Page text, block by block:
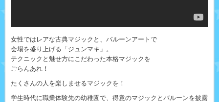
女性ではレアな古典マジックと、バルーンアートで
会場を盛り上げる「ジュンマキ」。
テクニックと魅せ方にこだわった本格マジックを
ごらんあれ！
たくさんの人を楽しませるマジックを！
学生時代に職業体験先の幼稚園で、得意のマジックとバルーンを披露